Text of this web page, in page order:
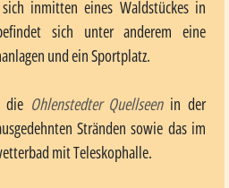
inmitten eines Waldstückes in
sich unter anderem eine
und ein Sportplatz.
die Ohlenstedter Quellseenin der
Stränden sowie das im
mit Teleskophalle.